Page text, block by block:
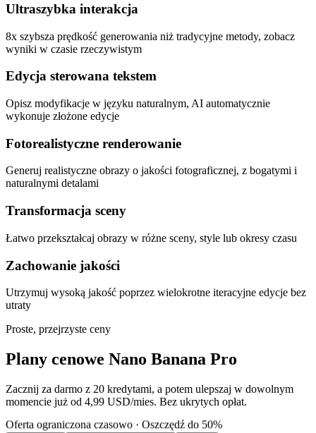
Ultraszybka interakcja
8x szybsza prędkość generowania niż tradycyjne metody, zobacz
wyniki w czasie rzeczywistym
Edycja sterowana tekstem
Opisz modyfikacje w języku naturalnym, AI automatycznie
wykonuje złożone edycje
Fotorealistyczne renderowanie
Generuj realistyczne obrazy o jakości fotograficznej, z bogatymi i
naturalnymi detalami
Transformacja sceny
Łatwo przekształcaj obrazy w różne sceny, style lub okresy czasu
Zachowanie jakości
Utrzymuj wysoką jakość poprzez wielokrotne iteracyjne edycje bez
utraty
Proste, przejrzyste ceny
Plany cenowe Nano Banana Pro
Zacznij za darmo z 20 kredytami, a potem ulepszaj w dowolnym
momencie już od 4,99 USD/mies. Bez ukrytych opłat.
Oferta ograniczona czasowo · Oszczędź do 50%